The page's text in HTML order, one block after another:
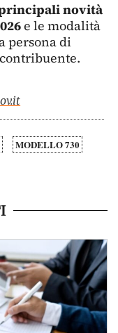
novità
e le modalità
persona di
MODELLO 730